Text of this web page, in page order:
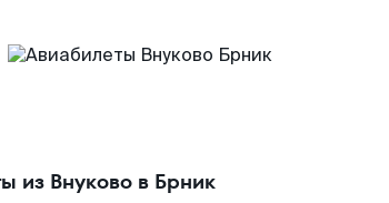
из Внуково в Брник